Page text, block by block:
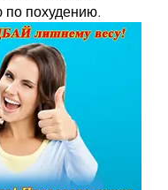
по похудению.